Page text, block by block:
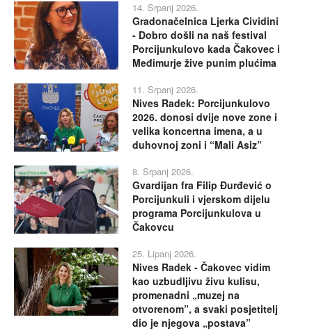
14. Srpanj 2026.
Gradonačelnica Ljerka Cividini
- Dobro došli na naš festival
Porcijunkulovo kada Čakovec i
Međimurje žive punim plućima
11. Srpanj 2026.
Nives Radek: Porcijunkulovo
2026. donosi dvije nove zone i
velika koncertna imena, a u
duhovnoj zoni i “Mali Asiz”
8. Srpanj 2026.
Gvardijan fra Filip Đurđević o
Porcijunkuli i vjerskom dijelu
programa Porcijunkulova u
Čakovcu
25. Lipanj 2026.
Nives Radek - Čakovec vidim
kao uzbudljivu živu kulisu,
promenadni „muzej na
otvorenom”, a svaki posjetitelj
dio je njegova „postava”